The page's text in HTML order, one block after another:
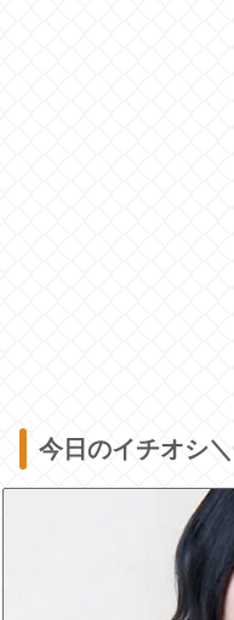
今日のイチオシ